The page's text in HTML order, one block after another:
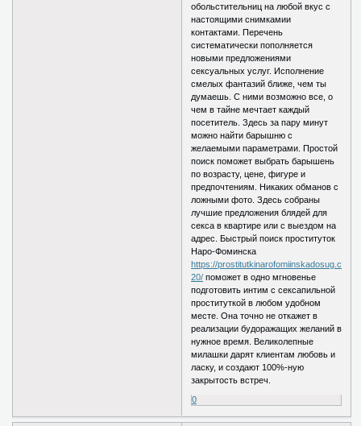
обольстительниц на любой вкус с
настоящими снимкамии
контактами. Перечень
систематически пополняется
новыми предложениями
сексуальных услуг. Исполнение
смелых фантазий ближе, чем ты
думаешь. С ними возможно все, о
чем в тайне мечтает каждый
посетитель. Здесь за пару минут
можно найти барышню с
желаемыми параметрами. Простой
поиск поможет выбрать барышень
по возрасту, цене, фигуре и
предпочтениям. Никаких обманов с
ложными фото. Здесь собраны
лучшие предложения блядей для
секса в квартире или с выездом на
адрес. Быстрый поиск проституток
Наро-Фоминска
https://prostitutkinarofomiinskadosug.com/
20/ поможет в одно мгновенье
подготовить интим с сексапильной
проституткой в любом удобном
месте. Она точно не откажет в
реализации будоражащих желаний в
нужное время. Великолепные
милашки дарят клиентам любовь и
ласку, и создают 100%-ную
закрытость встреч.
0